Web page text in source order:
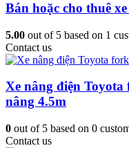
Bán hoặc cho thuê
5.00 out of 5 based on 1
Contact us
Xe nâng điện
nâng 4.5m
0 out of 5 based on 0
Contact us